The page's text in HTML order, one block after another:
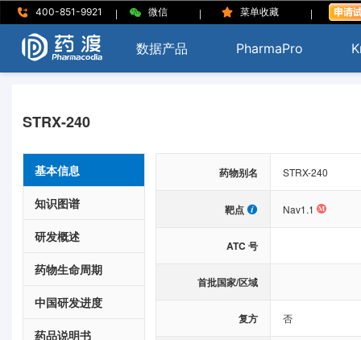
400-851-9921 | 微信 | 菜单收藏 |
数据产品 PharmaPro
STRX-240
基本信息
知识图谱
研发概述
药物生命周期
中国研发进度
药品说明书
药物别名 STRX-240
靶点 Nav1.1
ATC 号
首批国家/区域
复方 否